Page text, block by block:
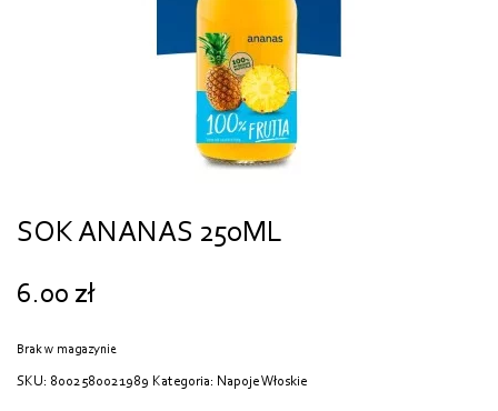
SOK ANANAS 250ML
6.00 zł
Brak w magazynie
SKU: 8002580021989 Kategoria: Napoje Włoskie